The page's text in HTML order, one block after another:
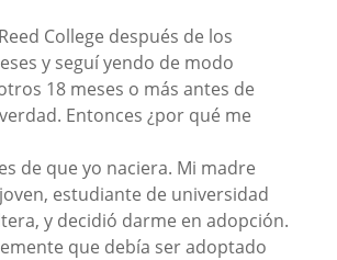
College después de los
y seguí yendo de modo
18 meses o más antes de
Entonces ¿por qué me
de que yo naciera. Mi madre
estudiante de universidad
y decidió darme en adopción.
que debía ser adoptado